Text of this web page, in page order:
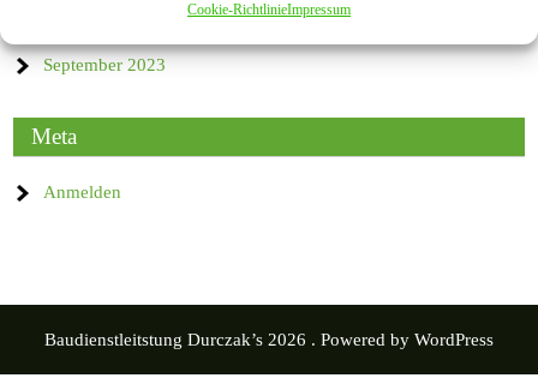
Cookie-RichtlinieImpressum
September 2023
Meta
Anmelden
Baudienstleitstung Durczak’s 2026 . Powered by WordPress